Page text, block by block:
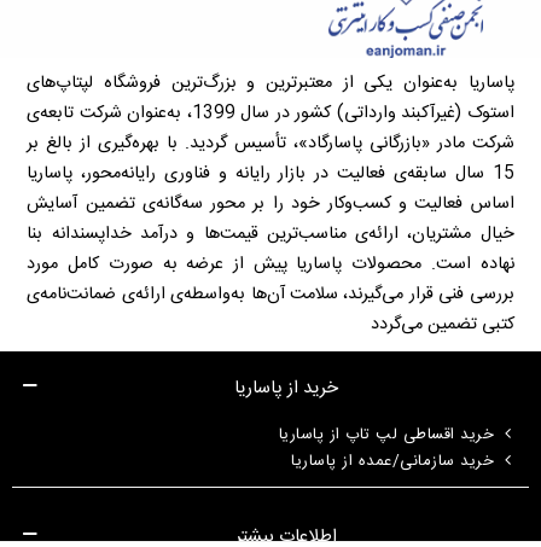
پاساریا به‌عنوان یکی از معتبرترین و بزرگ‌ترین فروشگاه لپتاپ‌های
استوک (غیرآکبند وارداتی) کشور در سال 1399، به‌عنوان شرکت تابعه‌ی
شرکت مادر «بازرگانی پاسارگاد»، تأسیس گردید. با بهره‌گیری از بالغ بر
15 سال سابقه‌ی فعالیت در بازار رایانه و فناوری رایانه‌محور، پاساریا
اساس فعالیت و کسب‌وکار خود را بر محور سه‌گانه‌ی تضمین آسایش
خیال مشتریان، ارائه‌ی مناسب‌ترین قیمت‌ها و درآمد خداپسندانه بنا
نهاده است. محصولات پاساریا پیش از عرضه به صورت کامل مورد
بررسی فنی قرار می‌گیرند، سلامت آن‌ها به‌واسطه‌ی ارائه‌ی ضمانت‌نامه‌ی
کتبی تضمین می‌گردد
خرید از پاساریا
خرید اقساطی لپ تاپ از پاساریا
خرید سازمانی/عمده از پاساریا
اطلاعات بیشتر